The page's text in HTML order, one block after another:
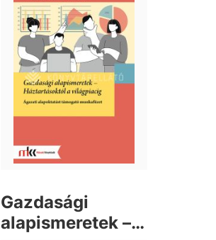
Gazdasági
alapismeretek –